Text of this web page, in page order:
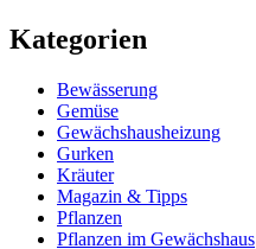
Kategorien
Bewässerung
Gemüse
Gewächshausheizung
Gurken
Kräuter
Magazin & Tipps
Pflanzen
Pflanzen im Gewächshaus